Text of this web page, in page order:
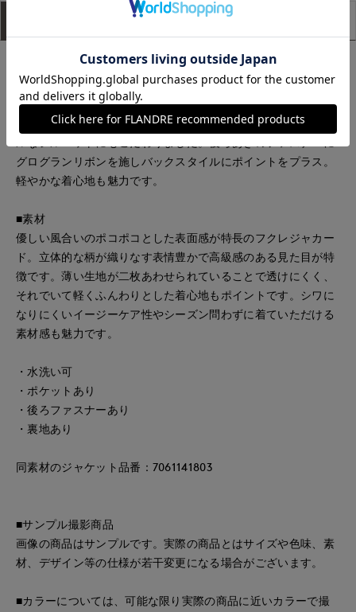
サイズ詳細
女性らしく華やかな印象のフクレジャカードのワンピース。袖
口はデザインダーツでふんわりと、構築感のあるフォルムに仕
上げアクセントを付けました。ボディラインを拾わないシンプ
グログランリボンを施しバックスタイルにポイントをプラス。
軽やかな着心地も魅力です。
■素材
優しい風合いのポコポコとした表面感が特長のフクレジャカー
ド。立体的な柄が織りなす表情豊かで高級感のある見た目が特
徴です。薄い生地が二枚あわせられていることで透けにくく、
それでいて軽くふんわりとした着心地もポイントです。シワに
なりにくいイージーケア性やシーズン問わずに着ていただける
素材感も魅力です。
・水洗い可
・ポケットあり
・後ろファスナーあり
・裏地あり
同素材のジャケット品番：7061141803
■サンプル撮影商品
画像の商品はサンプルです。実際の商品とはサイズや色味、素
材、デザイン等の仕様が若干変更になる場合がございます。
■カラーについては、可能な限り実際の商品に近いカラーで撮